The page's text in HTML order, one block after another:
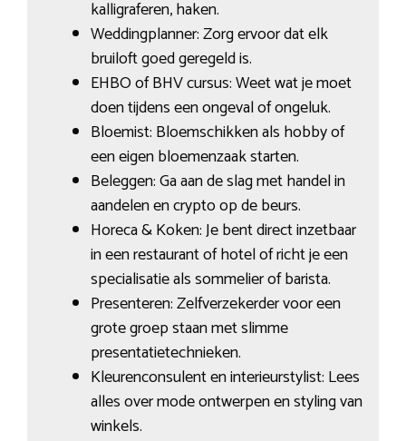
kalligraferen, haken.
Weddingplanner: Zorg ervoor dat elk
bruiloft goed geregeld is.
EHBO of BHV cursus: Weet wat je moet
doen tijdens een ongeval of ongeluk.
Bloemist: Bloemschikken als hobby of
een eigen bloemenzaak starten.
Beleggen: Ga aan de slag met handel in
aandelen en crypto op de beurs.
Horeca & Koken: Je bent direct inzetbaar
in een restaurant of hotel of richt je een
specialisatie als sommelier of barista.
Presenteren: Zelfverzekerder voor een
grote groep staan met slimme
presentatietechnieken.
Kleurenconsulent en interieurstylist: Lees
alles over mode ontwerpen en styling van
winkels.